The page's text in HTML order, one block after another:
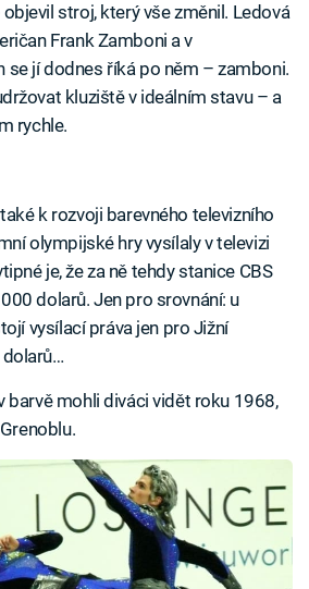
stroj, který vše změnil. Ledová
Frank Zamboni a v
se jí dodnes říká po něm – zamboni.
kluziště v ideálním stavu – a
rychle.
k rozvoji barevného televizního
olympijské hry vysílaly v televizi
je, že za ně tehdy stanice CBS
dolarů. Jen pro srovnání: u
vysílací práva jen pro Jižní
barvě mohli diváci vidět roku 1968,